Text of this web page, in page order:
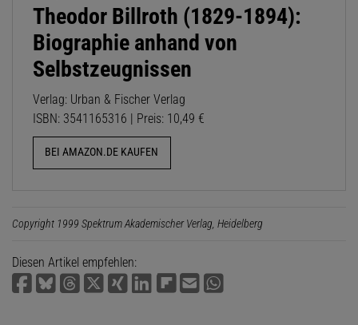
Theodor Billroth (1829-1894):
Biographie anhand von
Selbstzeugnissen
Verlag: Urban & Fischer Verlag
ISBN: 3541165316 | Preis: 10,49 €
BEI AMAZON.DE KAUFEN
Copyright 1999 Spektrum Akademischer Verlag, Heidelberg
Diesen Artikel empfehlen: